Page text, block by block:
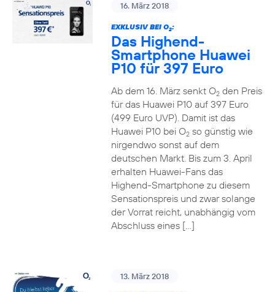
16. März 2018
EXKLUSIV BEI O2:
Das Highend-
Smartphone Huawei
P10 für 397 Euro
Ab dem 16. März senkt O2den Preis
für das Huawei P10 auf 397 Euro
(499 Euro UVP). Damit ist das
Huawei P10 bei O2so günstig wie
nirgendwo sonst auf dem
deutschen Markt. Bis zum 3. April
erhalten Huawei-Fans das
Highend-Smartphone zu diesem
Sensationspreis und zwar solange
der Vorrat reicht, unabhängig vom
Abschluss eines […]
13. März 2018